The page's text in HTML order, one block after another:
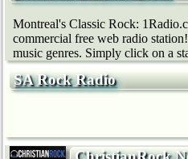
Montreal's Classic Rock:
commercial free web radio
music genres. Simply click on a
SA Rock Radio